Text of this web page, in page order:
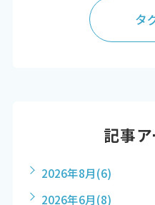
タ
記事
2026年8月(6)
2026年6月(8)